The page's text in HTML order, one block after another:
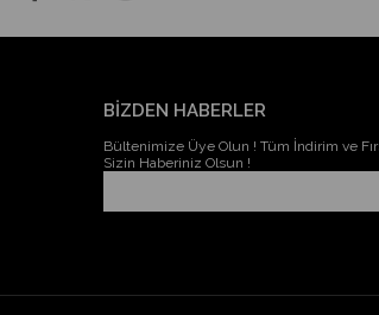
BİZDEN HABERLER
Bültenimize Üye Olun ! Tüm İndirim ve
Sizin Haberiniz Olsun !